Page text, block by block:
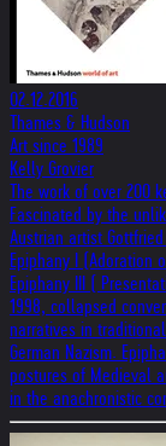
02.12.2016
Thames & Hudson
Art since 1989
Kelly Grovier
The work of over 200
Fascinated by the
Austrian artist
Epiphany I (Adoration
Epiphany III (
1998, collapsed
narratives in
German Nazism.
postures of Medieval
in the anachronistic